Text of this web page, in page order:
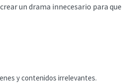
un drama innecesario para que
y contenidos irrelevantes.